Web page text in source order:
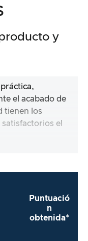
y
el acabado de
tienen los
el
Puntuació
n
obtenida*